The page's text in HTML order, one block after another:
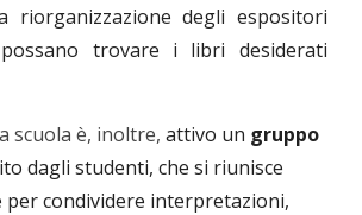
riorganizzazione degli espositori
trovare i libri desiderati
scuola è, inoltre, attivo un gruppo
dagli studenti, che si riunisce
per condividere interpretazioni,